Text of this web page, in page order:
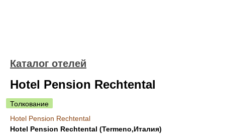
Каталог отелей
Hotel Pension Rechtental
Толкование
Hotel Pension Rechtental
Hotel Pension Rechtental (Termeno,Италия)